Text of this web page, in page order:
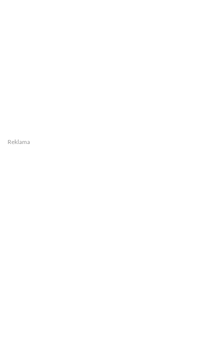
Reklama